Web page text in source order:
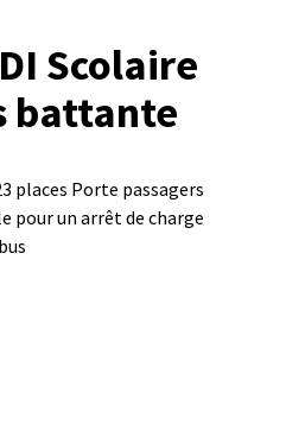
Scolaire
battante
places Porte passagers
pour un arrêt de charge